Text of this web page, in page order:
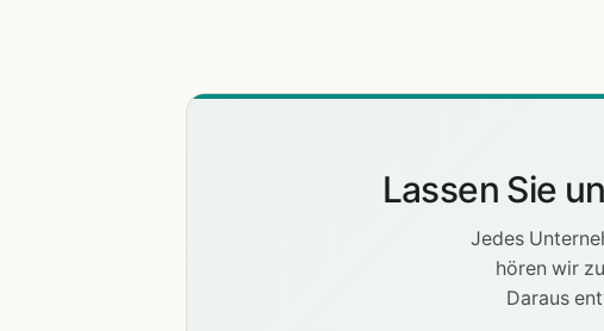
Lassen Sie
Jedes
hören wir
Daraus